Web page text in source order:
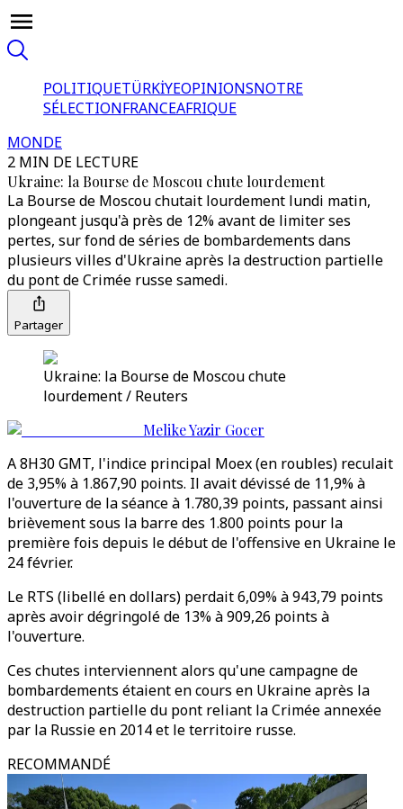
POLITIQUETÜRKİYEOPINIONSNOTRE
SÉLECTIONFRANCEAFRIQUE
MONDE
2 MIN DE LECTURE
Ukraine: la Bourse de Moscou chute lourdement
La Bourse de Moscou chutait lourdement lundi matin,
plongeant jusqu'à près de 12% avant de limiter ses
pertes, sur fond de séries de bombardements dans
plusieurs villes d'Ukraine après la destruction partielle
du pont de Crimée russe samedi.
Partager
Ukraine: la Bourse de Moscou chute
lourdement / Reuters
Melike Yazir Gocer
A 8H30 GMT, l'indice principal Moex (en roubles) reculait
de 3,95% à 1.867,90 points. Il avait dévissé de 11,9% à
l'ouverture de la séance à 1.780,39 points, passant ainsi
brièvement sous la barre des 1.800 points pour la
première fois depuis le début de l'offensive en Ukraine le
24 février.
Le RTS (libellé en dollars) perdait 6,09% à 943,79 points
après avoir dégringolé de 13% à 909,26 points à
l'ouverture.
Ces chutes interviennent alors qu'une campagne de
bombardements étaient en cours en Ukraine après la
destruction partielle du pont reliant la Crimée annexée
par la Russie en 2014 et le territoire russe.
RECOMMANDÉ